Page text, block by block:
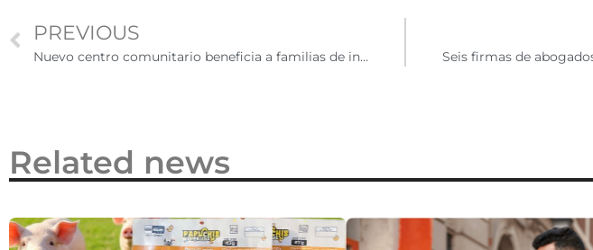
PREVIOUS
Nuevo centro comunitario beneficia a familias de inmigrantes en Nueva York
Related news